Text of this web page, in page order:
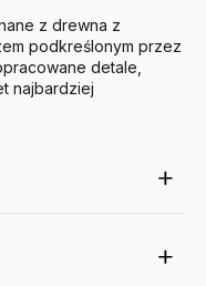
z drewna z
podkreślonym przez
detale,
najbardziej